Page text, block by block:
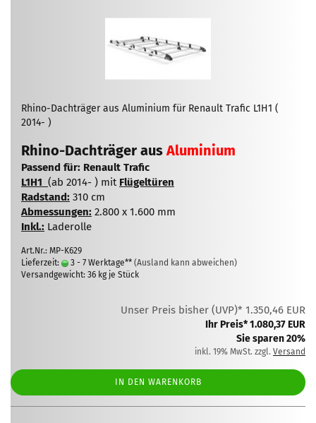
Rhino-Dachträger aus Aluminium für Renault Trafic L1H1 (
2014- )
Rhino-Dachträger ausAluminium
Passend für: Renault Trafic
L1H1 (ab 2014- ) mit Flügeltüren
Radstand: 310 cm
Abmessungen: 2.800 x 1.600 mm
Inkl.: Laderolle
Art.Nr.: MP-K629
Lieferzeit:
3 - 7 Werktage** (Ausland kann abweichen)
Versandgewicht: 36 kg je Stück
Unser Preis bisher (UVP)* 1.350,46 EUR
Ihr Preis* 1.080,37 EUR
Sie sparen 20%
inkl. 19% MwSt. zzgl. Versand
IN DEN WARENKORB